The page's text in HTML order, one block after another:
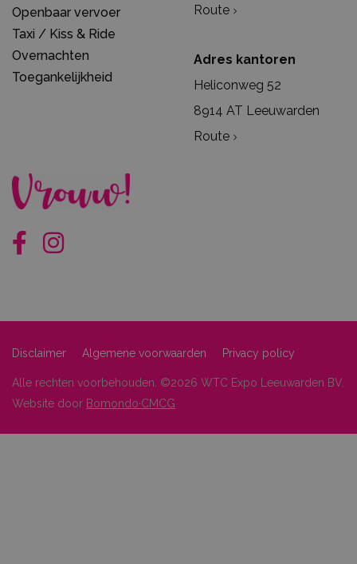
Openbaar vervoer
Taxi / Kiss & Ride
Overnachten
Toegankelijkheid
Route
Adres kantoren
Heliconweg 52
8914 AT Leeuwarden
Route
Disclaimer Algemene voorwaarden Privacy policy
Alle rechten voorbehouden. ©2026 WTC Expo Leeuwarden BV.
Website door Bomondo·CMCG